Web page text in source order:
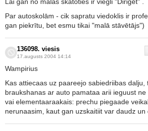
Par autoskolām - cik sapratu viedoklis ir
gan piekrītu, bet esmu tikai "malā stāvētājs")
136098. viesis
17.augusts 2004 14:14
Wampirius
Kas attiecaas uz paareejo sabiedriibas dalju,
braukshanas ar auto pamataa arii ieguust
vai elementaaraakais: prechu piegaade
nerunaasim, kaut gan uzskaitiit var daudz un